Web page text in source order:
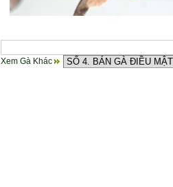
Xem Gà Khác